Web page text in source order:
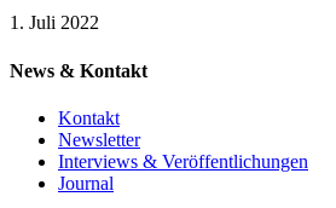
1. Juli 2022
News & Kontakt
Kontakt
Newsletter
Interviews & Veröffentlichungen
Journal